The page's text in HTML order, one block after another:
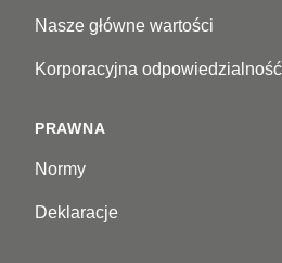
Nasze główne wartości
Korporacyjna odpowiedzialność
PRAWNA
Normy
Deklaracje